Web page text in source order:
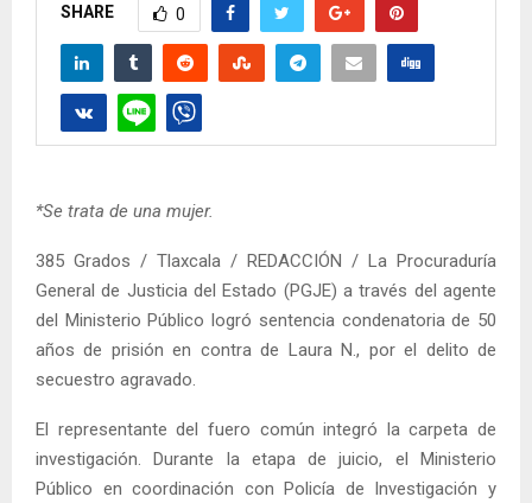
SHARE 0
*Se trata de una mujer.
385 Grados / Tlaxcala / REDACCIÓN / La Procuraduría
General de Justicia del Estado (PGJE) a través del agente
del Ministerio Público logró sentencia condenatoria de 50
años de prisión en contra de Laura N., por el delito de
secuestro agravado.
El representante del fuero común integró la carpeta de
investigación. Durante la etapa de juicio, el Ministerio
Público en coordinación con Policía de Investigación y